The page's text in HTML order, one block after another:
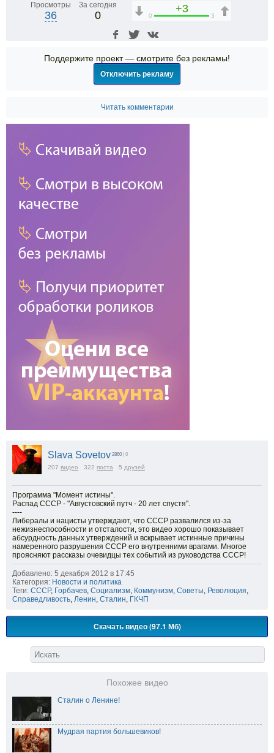
Просмотры
36
За сегодня
0
+3
0 3
Поддержите проект — смотрите без рекламы!
Отключить рекламу
Читать комментарии
Slava Sovetov 2860 | 0
207 видео 322 поста 5 друзей
Программа "Момент истины".
Распад СССР - "Августовский путч - 20 лет спустя".
----
Либералы и нацисты утверждают, что СССР развалился из-за
нежизнеспособности и отсталости, это видео хорошо показывает
абсурдность данных утверждений и вскрывает истинные причины
намеренного разрушения СССР его внутренними врагами. Многое
проясняют рассказы очевидцы тех событий из руководства СССР!
Добавлено: 5 декабря 2012 в 17:45
Категория: Новости и политика
Теги: СССР, Горбачев, Социализм, Коммунизм, Советы, Революция,
Справедливость, Ленин, Сталин, ГКЧП
Скачать видео (97.1 Мб)
Похожее видео
Сталин о Ленине!
Мудрая партия большевиков!